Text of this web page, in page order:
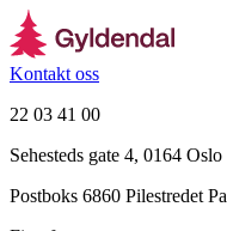
Kontakt oss
22 03 41 00
Sehesteds gate 4, 0164 Oslo
Postboks 6860 Pilestredet